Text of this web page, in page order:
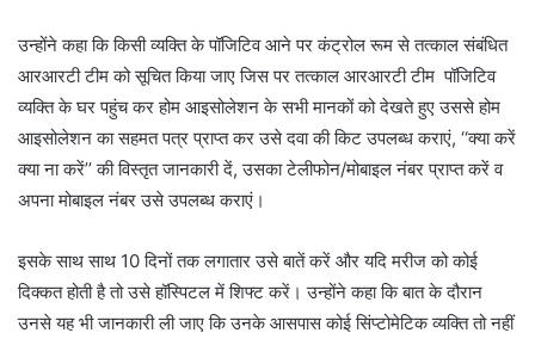
उन्होंने कहा कि किसी व्यक्ति के पॉजिटिव आने पर कंट्रोल रूम से तत्काल संबंधित
आरआरटी टीम को सूचित किया जाए जिस पर तत्काल आरआरटी टीम पॉजिटिव
व्यक्ति के घर पहुंच कर होम आइसोलेशन के सभी मानकों को देखते हुए उससे होम
आइसोलेशन का सहमत पत्र प्राप्त कर उसे दवा की किट उपलब्ध कराएं, ‘‘क्या करें
क्या ना करें’’ की विस्तृत जानकारी दें, उसका टेलीफोन/मोबाइल नंबर प्राप्त करें व
अपना मोबाइल नंबर उसे उपलब्ध कराएं।
इसके साथ साथ 10 दिनों तक लगातार उसे बातें करें और यदि मरीज को कोई
दिक्कत होती है तो उसे हॉस्पिटल में शिफ्ट करें। उन्होंने कहा कि बात के दौरान
उनसे यह भी जानकारी ली जाए कि उनके आसपास कोई सिंप्टोमेटिक व्यक्ति तो नहीं